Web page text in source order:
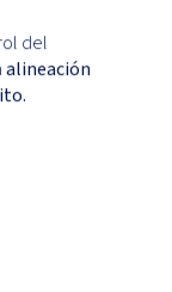
del
alineación